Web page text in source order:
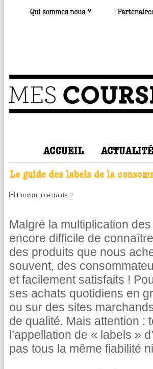
Malgré la multiplication
encore difficile de
des produits que nous
souvent, des
et facilement satisfaits !
ses achats quotidiens en
ou sur des sites
de qualité. Mais attention :
l’appellation de « labels »
pas tous la même fiabilité